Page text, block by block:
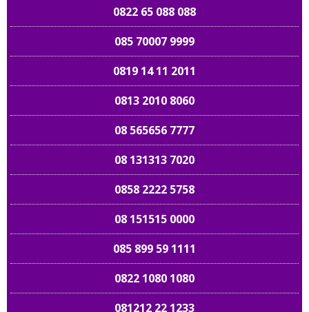
0822 65 088 088
085 70007 9999
0819 14 11 2011
0813 2010 8060
08 565656 7777
08 131313 7020
0858 2222 5758
08 151515 0000
085 899 59 1111
0822 1080 1080
081212 22 1233